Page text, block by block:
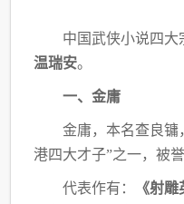
中国武侠小说四大
温瑞安。
一、金庸
金庸，本名查良镛
港四大才子”之一，被
代表作有：
《射